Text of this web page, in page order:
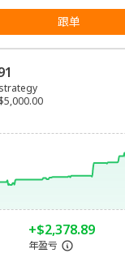
跟单
$5,000.00
+$2,378.89
年盈亏